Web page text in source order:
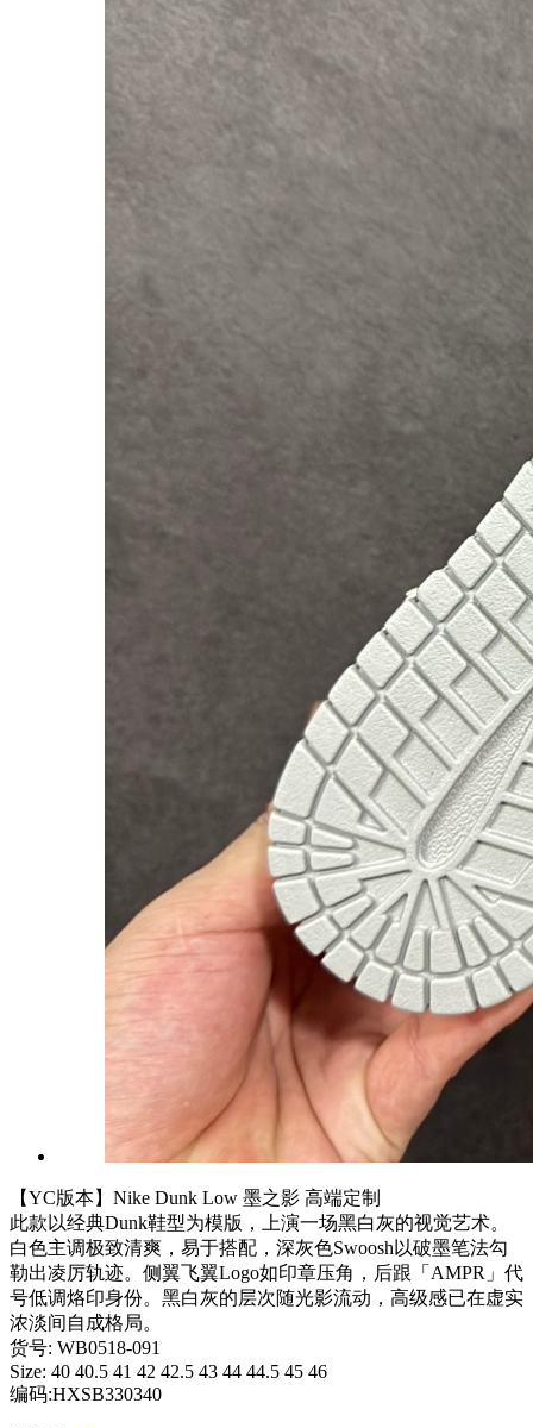
【YC版本】Nike Dunk Low 墨之影 高端定制
此款以经典Dunk鞋型为模版，上演一场黑白灰的视觉艺术。
白色主调极致清爽，易于搭配，深灰色Swoosh以破墨笔法勾
勒出凌厉轨迹。侧翼飞翼Logo如印章压角，后跟「AMPR」代
号低调烙印身份。黑白灰的层次随光影流动，高级感已在虚实
浓淡间自成格局。
货号: WB0518-091
Size: 40 40.5 41 42 42.5 43 44 44.5 45 46
编码:HXSB330340